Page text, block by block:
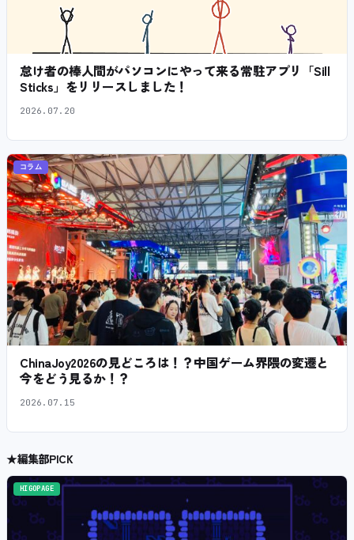
怠け者の棒人間がパソコンにやって来る常駐アプリ「Sill
Sticks」をリリースしました！
2026.07.20
コラム
ChinaJoy2026の見どころは！？中国ゲーム界隈の変遷と
今をどう見るか！？
2026.07.15
★編集部PICK
HIGOPAGE